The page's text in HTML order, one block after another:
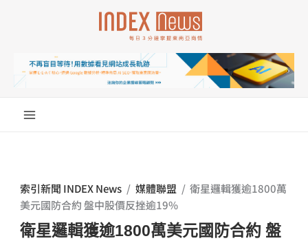
索引新聞 INDEX News / 媒體聯盟 / 衛星邏輯獲逾1800萬
美元國防合約 盤中股價反挫逾19%
衛星邏輯獲逾1800萬美元國防合約 盤